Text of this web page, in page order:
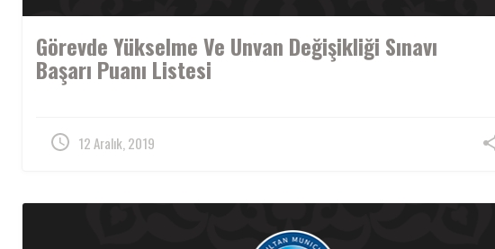
Görevde Yükselme Ve Unvan Değişikliği Sınavı
Başarı Puanı Listesi
12 Aralık, 2019